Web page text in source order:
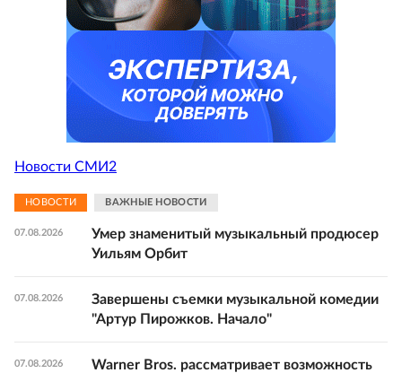
Новости СМИ2
НОВОСТИ ВАЖНЫЕ НОВОСТИ
07.08.2026
Умер знаменитый музыкальный продюсер
Уильям Орбит
07.08.2026
Завершены съемки музыкальной комедии
"Артур Пирожков. Начало"
07.08.2026
Warner Bros. рассматривает возможность